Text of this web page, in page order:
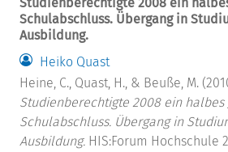
Schulabschluss. Übergang in
Ausbildung.
Heiko Quast
Heine, C., Quast, H., & Beuße, M.
Studienberechtigte 2008 ein halbes
Schulabschluss. Übergang in
Ausbildung. HIS:Forum Hochschule